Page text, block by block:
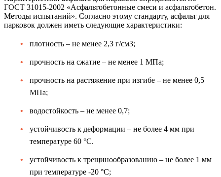
ГОСТ 31015-2002 «Асфальтобетонные смеси и асфальтобетон.
Методы испытаний». Согласно этому стандарту, асфальт для
парковок должен иметь следующие характеристики:
плотность – не менее 2,3 г/см3;
прочность на сжатие – не менее 1 МПа;
прочность на растяжение при изгибе – не менее 0,5
МПа;
водостойкость – не менее 0,7;
устойчивость к деформации – не более 4 мм при
температуре 60 °C.
устойчивость к трещинообразованию – не более 1 мм
при температуре -20 °C;